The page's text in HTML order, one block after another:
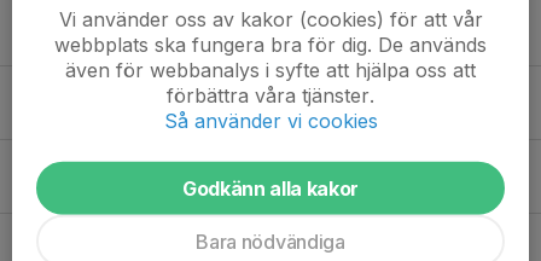
Ellen Strandberg
Hedvig Yngve
Mercy Tesfom fitwi Asfaha
Vi använder oss av kakor (cookies) för att vår
webbplats ska fungera bra för dig. De används
även för webbanalys i syfte att hjälpa oss att
förbättra våra tjänster.
Så använder vi cookies
Godkänn alla kakor
Bara nödvändiga